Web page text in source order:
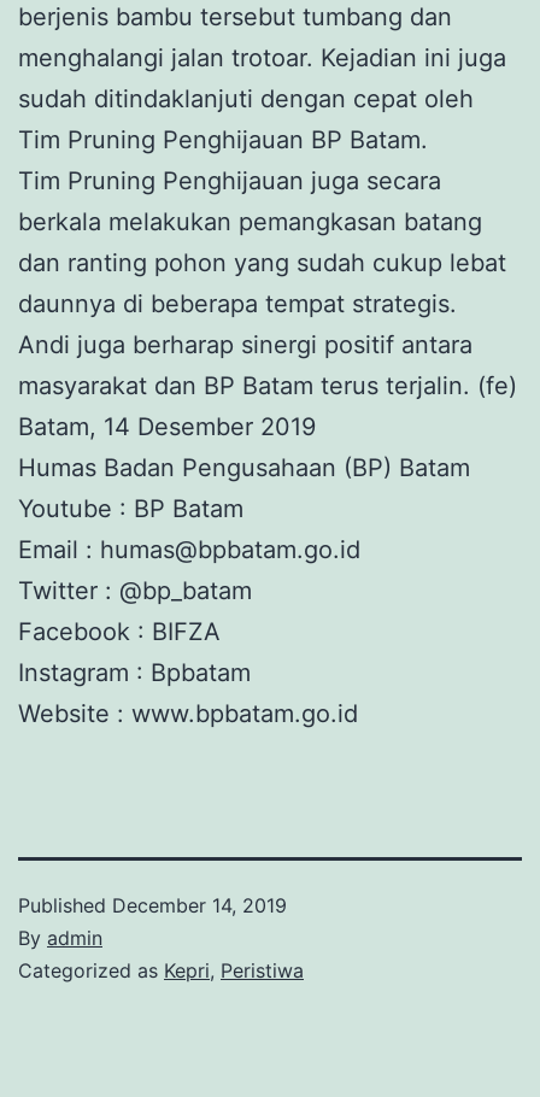
berjenis bambu tersebut tumbang dan
menghalangi jalan trotoar. Kejadian ini juga
sudah ditindaklanjuti dengan cepat oleh
Tim Pruning Penghijauan BP Batam.
Tim Pruning Penghijauan juga secara
berkala melakukan pemangkasan batang
dan ranting pohon yang sudah cukup lebat
daunnya di beberapa tempat strategis.
Andi juga berharap sinergi positif antara
masyarakat dan BP Batam terus terjalin. (fe)
Batam, 14 Desember 2019
Humas Badan Pengusahaan (BP) Batam
Youtube : BP Batam
Email : humas@bpbatam.go.id
Twitter : @bp_batam
Facebook : BIFZA
Instagram : Bpbatam
Website : www.bpbatam.go.id
Published December 14, 2019
By admin
Categorized as Kepri, Peristiwa